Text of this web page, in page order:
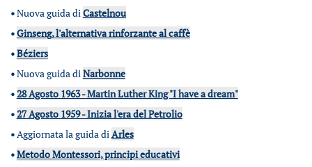
•Nuova guida diCastelnou
•Ginseng, l'alternativa rinforzante al caffè
•Béziers
•Nuova guida diNarbonne
•28 Agosto 1963 - Martin Luther King "I have a dream"
•27 Agosto 1959 - Inizia l'era del Petrolio
•Aggiornata la guida diArles
•Metodo Montessori, principi educativi